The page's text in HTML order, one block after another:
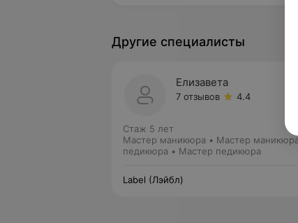
Другие специалисты
Елизавета
7 отзывов 4.4
Стаж 5 лет
Мастер маникюра • Мастер
педикюра • Мастер педикюра
Label (Лэйбл)